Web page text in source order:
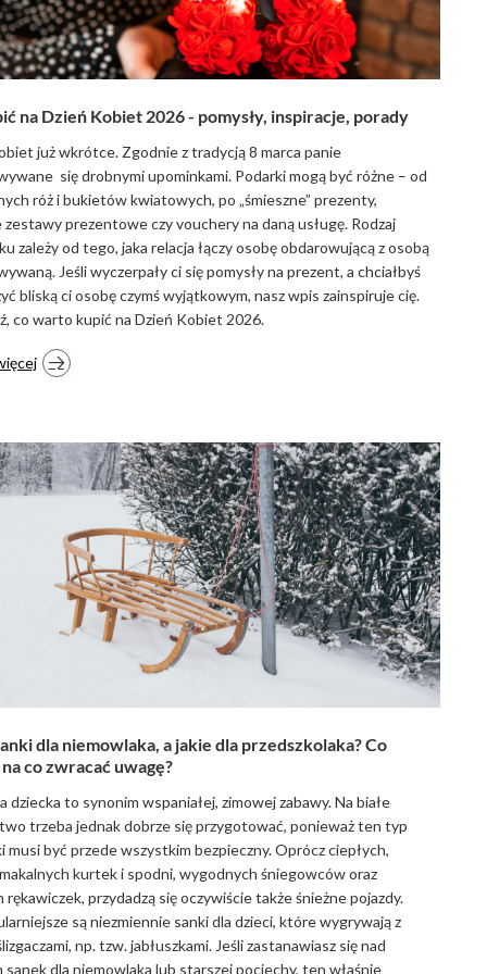
na Dzień Kobiet 2026 - pomysły, inspiracje, porady
już wkrótce. Zgodnie z tradycją 8 marca panie
się drobnymi upominkami. Podarki mogą być różne – od
róż i bukietów kwiatowych, po „śmieszne” prezenty,
prezentowe czy vouchery na daną usługę. Rodzaj
zależy od tego, jaka relacja łączy osobę obdarowującą z osobą
Jeśli wyczerpały ci się pomysły na prezent, a chciałbyś
bliską ci osobę czymś wyjątkowym, nasz wpis zainspiruje cię.
co warto kupić na Dzień Kobiet 2026.
dla niemowlaka, a jakie dla przedszkolaka? Co
co zwracać uwagę?
dziecka to synonim wspaniałej, zimowej zabawy. Na białe
trzeba jednak dobrze się przygotować, ponieważ ten typ
musi być przede wszystkim bezpieczny. Oprócz ciepłych,
kurtek i spodni, wygodnych śniegowców oraz
rękawiczek, przydadzą się oczywiście także śnieżne pojazdy.
są niezmiennie sanki dla dzieci, które wygrywają z
np. tzw. jabłuszkami. Jeśli zastanawiasz się nad
sanek dla niemowlaka lub starszej pociechy, ten właśnie